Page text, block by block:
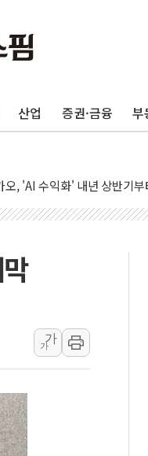
산업 증권·금융 부
100원 빠지면 현대차 영업
최대 400MW 규모 해남 태
, '홍명보 감독 선임 의혹' 축구
전자, FMS 2026서 차세대
하고 '초과근무 수당' 챙긴 경
토시스템 조길주·이강찬 대표,
체코 항공편 주10회로 확대…
저축은행, 최고 연 7.7% '생활
간선거 '색깔론' 덧씌우는 트
부, 내년 워싱턴서 첫 '국제보
전선, 싱가포르 도시철도 전력
식, '부산 돌려차기' 부적절
가
가